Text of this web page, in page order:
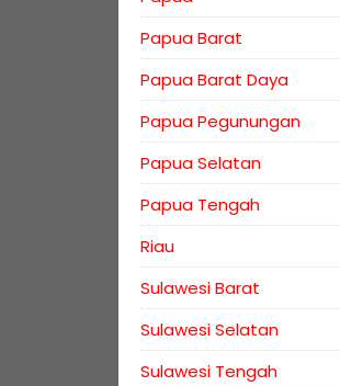
Papua Barat
Papua Barat Daya
Papua Pegunungan
Papua Selatan
Papua Tengah
Riau
Sulawesi Barat
Sulawesi Selatan
Sulawesi Tengah